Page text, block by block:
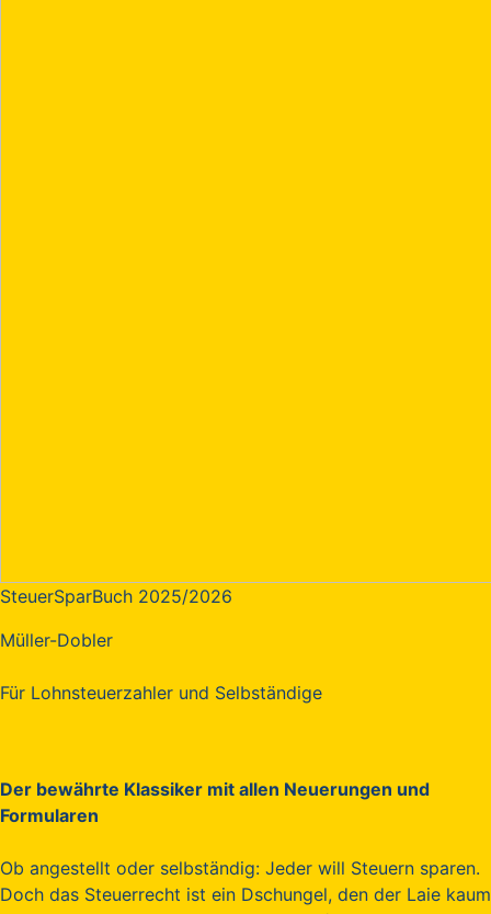
SteuerSparBuch 2025/2026
Müller-Dobler
Für Lohnsteuerzahler und Selbständige
Der bewährte Klassiker mit allen Neuerungen und
Formularen
Ob angestellt oder selbständig: Jeder will Steuern sparen.
Doch das Steuerrecht ist ein Dschungel, den der Laie kaum